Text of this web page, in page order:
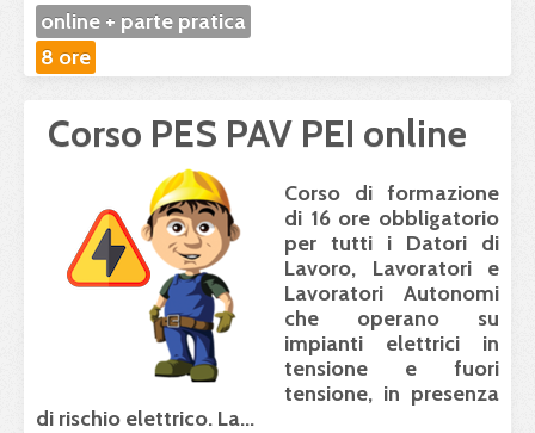
online + parte pratica
8 ore
Corso PES PAV PEI online
Corso di formazione
di 16 ore obbligatorio
per tutti i Datori di
Lavoro, Lavoratori e
Lavoratori Autonomi
che operano su
impianti elettrici in
tensione e fuori
tensione, in presenza
di rischio elettrico. La...